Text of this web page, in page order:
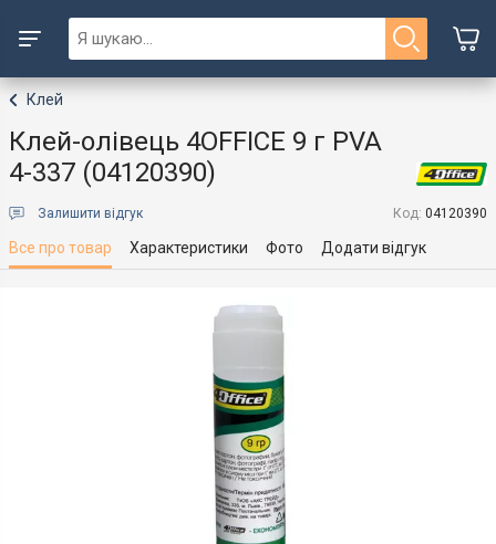
Клей
Клей-олівець 4OFFICE 9 г PVA
4-337 (04120390)
Залишити відгук Код: 04120390
Все про товар Характеристики Фото Додати відгук